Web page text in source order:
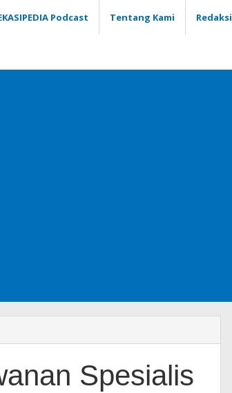
Podcast Tentang Kami Redaksi
Spesialis